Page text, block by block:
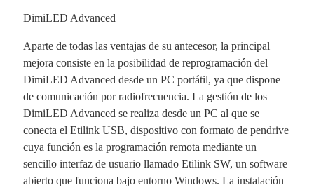
DimiLED Advanced
Aparte de todas las ventajas de su antecesor, la principal
mejora consiste en la posibilidad de reprogramación del
DimiLED Advanced desde un PC portátil, ya que dispone
de comunicación por radiofrecuencia. La gestión de los
DimiLED Advanced se realiza desde un PC al que se
conecta el Etilink USB, dispositivo con formato de pendrive
cuya función es la programación remota mediante un
sencillo interfaz de usuario llamado Etilink SW, un software
abierto que funciona bajo entorno Windows. La instalación